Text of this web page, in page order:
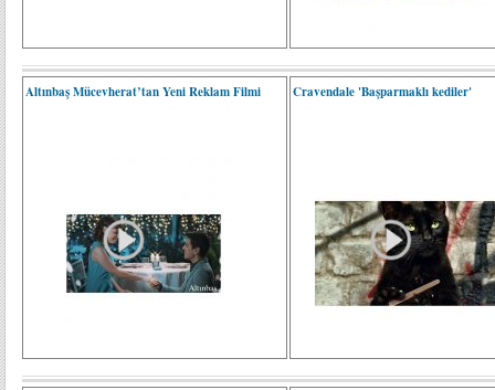
Altınbaş Mücevherat’tan Yeni Reklam Filmi Cravendale 'Başparmaklı kediler'